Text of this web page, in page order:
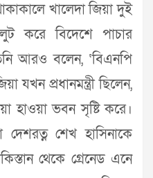
খালেদা জিয়া দুই
করে বিদেশে পাচার
আরও বলেন, ‘বিএনপি
যখন প্রধানমন্ত্রী ছিলেন,
হাওয়া ভবন সৃষ্টি করে।
শেখ হাসিনাকে
থেকে গ্রেনেড এনে